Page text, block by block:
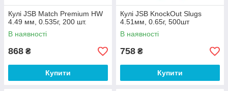
Кулі JSB Match Premium HW
4.49 мм, 0.535г, 200 шт.
В наявності
868 ₴
Купити
Кулі JSB KnockOut Slugs
4.51мм, 0.65г, 500шт
В наявності
758 ₴
Купити